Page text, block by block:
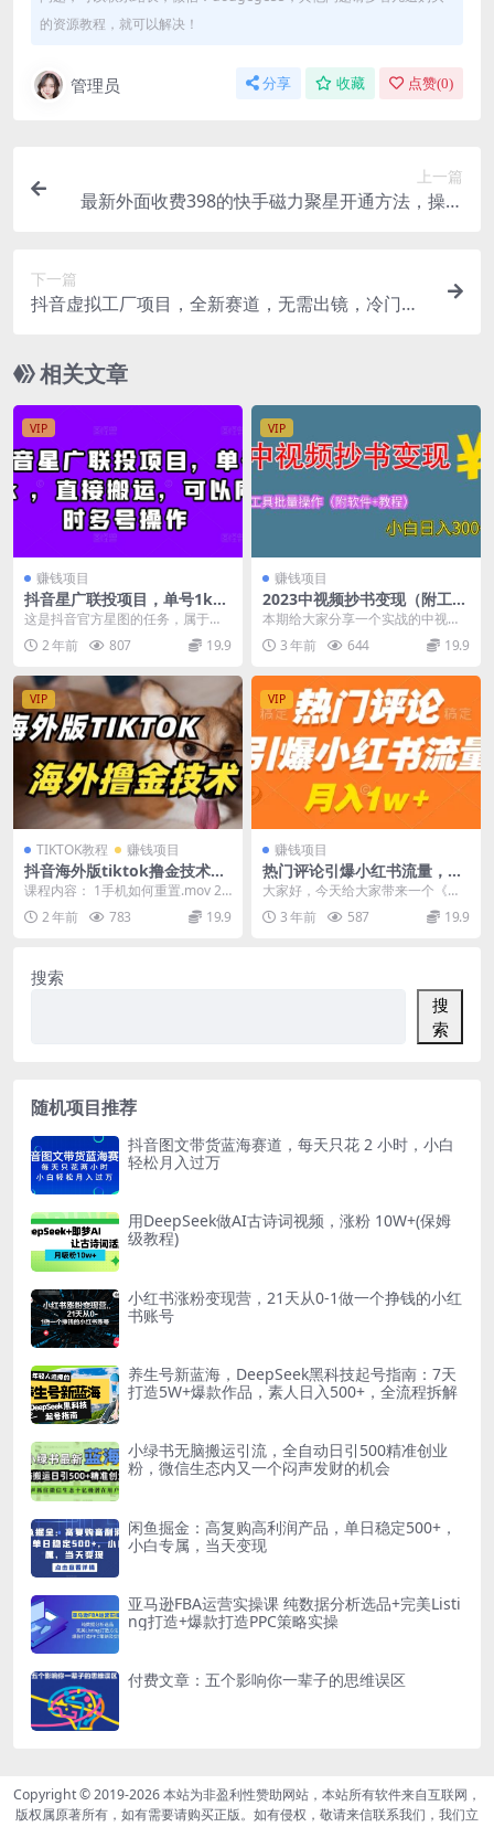
的资源教程，就可以解决！
管理员 分享 收藏 点赞(0)
上一篇
最新外面收费398的快手磁力聚星开通方法，操作
下一篇
抖音虚拟工厂项目，全新赛道，无需出镜，冷门暴
相关文章
VIP
赚钱项目
抖音星广联投项目，单号1k
，直接搬运，可以同时多号操
作
这是抖音官方星图的任务，属于星
图的新手激励计划，通过接商单的
发布10条投稿小说视...
2 年前 807 19.9
VIP
赚钱项目
2023中视频抄书变现（附工具
+教程），一天300+，特别适
合新手操作的副业
本期给大家分享一个实战的中视频
读书变现项目，适合新手小白操
作，当个副业每天十分钟...
3 年前 644 19.9
VIP
TIKTOK教程 赚钱项目
抖音海外版tiktok撸金技术，
这个风口行业，赚钱真的不难
课程内容： 1手机如何重置.mov 2
注册相关账号.mov 3下载软件和小
火箭....
2 年前 783 19.9
VIP
赚钱项目
热门评论引爆小红书流量，作
品制作简单，广告接到手软，
月入过万不是梦
大家好，今天给大家带来一个《热
门评论引爆小红书流量，作品制作
简单，商单接到手软，...
3 年前 587 19.9
搜索
搜
索
随机项目推荐
抖音图文带货蓝海赛道，每天只花 2 小时，小白
轻松月入过万
用DeepSeek做AI古诗词视频，涨粉 10W+(保姆
级教程)
小红书涨粉变现营，21天从0-1做一个挣钱的小红
书账号
养生号新蓝海，DeepSeek黑科技起号指南：7天
打造5W+爆款作品，素人日入500+，全流程拆解
小绿书无脑搬运引流，全自动日引500精准创业
粉，微信生态内又一个闷声发财的机会
闲鱼掘金：高复购高利润产品，单日稳定500+，
小白专属，当天变现
亚马逊FBA运营实操课 纯数据分析选品+完美Listi
ng打造+爆款打造PPC策略实操
付费文章：五个影响你一辈子的思维误区
Copyright © 2019-2026本站为非盈利性赞助网站，本站所有软件来自互联网，
版权属原著所有，如有需要请购买正版。如有侵权，敬请来信联系我们，我们立